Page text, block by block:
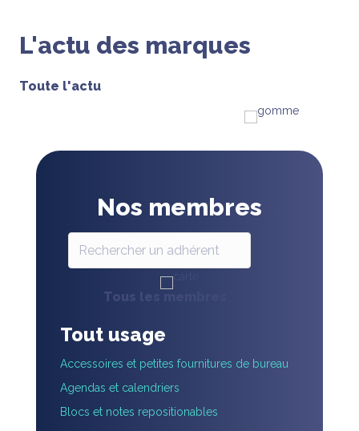
L'actu des marques
Toute l'actu
Nos membres
Tous les membres
Tout usage
Accessoires et petites fournitures de bureau
Agendas et calendriers
Blocs et notes repositionables